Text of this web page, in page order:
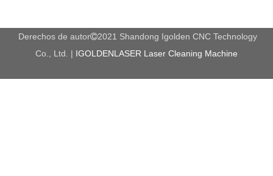
Derechos de autor2021 Shandong Igolden CNC Technology
Co., Ltd. | IGOLDENLASER Laser Cleaning Machine